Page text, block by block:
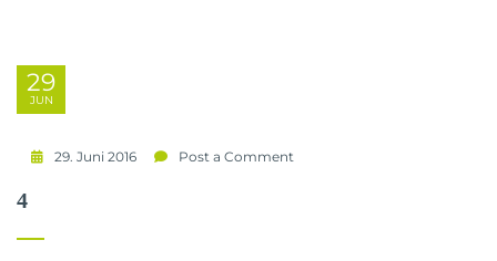
29
JUN
29. Juni 2016 Post a Comment
4